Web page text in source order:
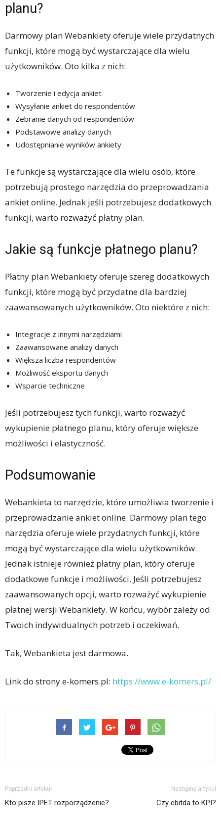
planu?
Darmowy plan Webankiety oferuje wiele przydatnych
funkcji, które mogą być wystarczające dla wielu
użytkowników. Oto kilka z nich:
Tworzenie i edycja ankiet
Wysyłanie ankiet do respondentów
Zebranie danych od respondentów
Podstawowe analizy danych
Udostępnianie wyników ankiety
Te funkcje są wystarczające dla wielu osób, które
potrzebują prostego narzędzia do przeprowadzania
ankiet online. Jednak jeśli potrzebujesz dodatkowych
funkcji, warto rozważyć płatny plan.
Jakie są funkcje płatnego planu?
Płatny plan Webankiety oferuje szereg dodatkowych
funkcji, które mogą być przydatne dla bardziej
zaawansowanych użytkowników. Oto niektóre z nich:
Integracje z innymi narzędziami
Zaawansowane analizy danych
Większa liczba respondentów
Możliwość eksportu danych
Wsparcie techniczne
Jeśli potrzebujesz tych funkcji, warto rozważyć
wykupienie płatnego planu, który oferuje większe
możliwości i elastyczność.
Podsumowanie
Webankieta to narzędzie, które umożliwia tworzenie i
przeprowadzanie ankiet online. Darmowy plan tego
narzędzia oferuje wiele przydatnych funkcji, które
mogą być wystarczające dla wielu użytkowników.
Jednak istnieje również płatny plan, który oferuje
dodatkowe funkcje i możliwości. Jeśli potrzebujesz
zaawansowanych opcji, warto rozważyć wykupienie
płatnej wersji Webankiety. W końcu, wybór zależy od
Twoich indywidualnych potrzeb i oczekiwań.
Tak, Webankieta jest darmowa.
Link do strony e-komers.pl: https://www.e-komers.pl/
Poprzedni artykuł
Kto pisze IPET rozporządzenie?
Następny artykuł
Czy ebitda to KPI?